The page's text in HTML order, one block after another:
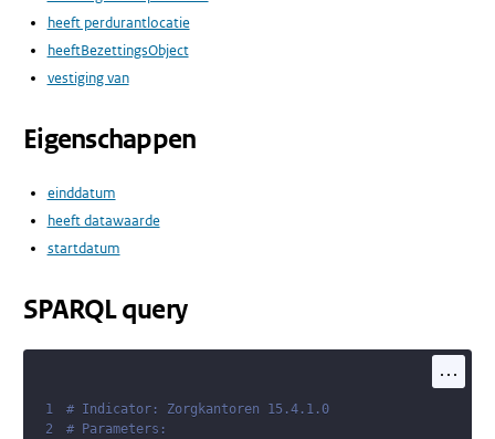
heeft perdurantlocatie
heeftBezettingsObject
vestiging van
Eigenschappen
einddatum
heeft datawaarde
startdatum
SPARQL query
...
1
# Indicator: Zorgkantoren 15.4.1.0
2
# Parameters: